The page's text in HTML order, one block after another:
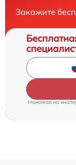
Закажите
Нажимая на